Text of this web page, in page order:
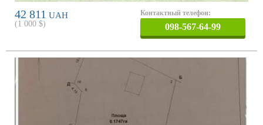
42 811 UAH
(1 000 $)
Контактный телефон:
098-567-64-99